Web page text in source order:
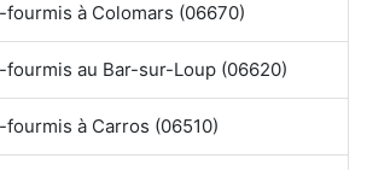
à Colomars (06670)
au Bar-sur-Loup (06620)
à Carros (06510)